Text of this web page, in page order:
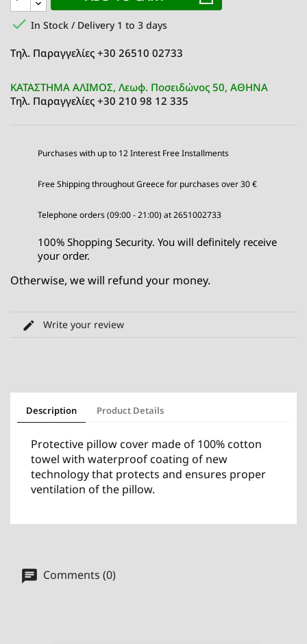
 In Stock / Delivery 1 to 3 days
Τηλ. Παραγγελίες +30 26510 02733
ΚΑΤΑΣΤΗΜΑ ΑΛΙΜΟΣ, Λεωφ. Ποσειδώνος 50, ΑΘΗΝΑ
Τηλ. Παραγγελίες +30 210 98 12 335
Purchases with up to 12 Interest Free Installments
Free Shipping throughout Greece for purchases over 30 €
Telephone orders (09:00 - 21:00) at 2651002733
100% Shopping Security. You will definitely receive
your order.
Otherwise, we will refund your money.
Write your review
Description Product Details
Protective pillow cover made of 100% cotton
towel with waterproof coating of new
technology that protects and ensures proper
ventilation of the pillow.
Comments (0)